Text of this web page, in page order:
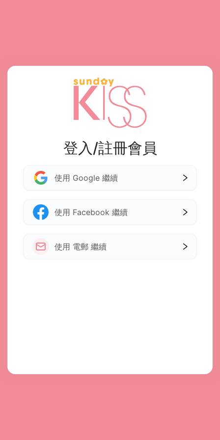
登入/註冊會員
使用 Google 繼續
使用 Facebook 繼續
使用 電郵 繼續